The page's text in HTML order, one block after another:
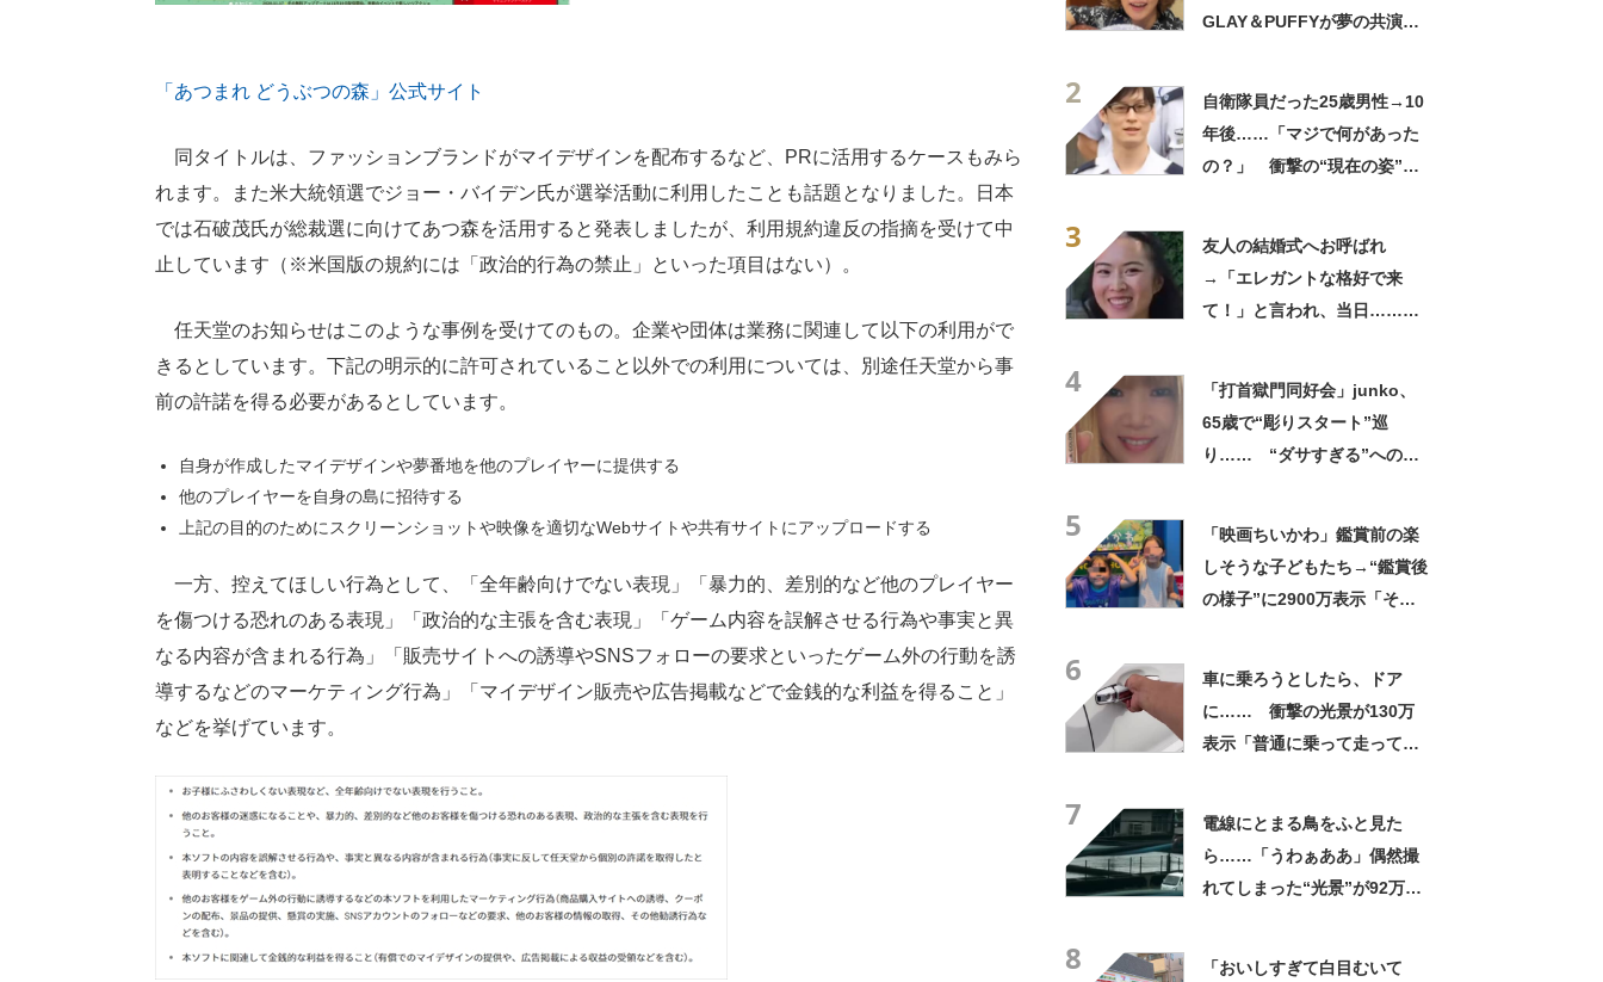
「あつまれ どうぶつの森」公式サイト
同タイトルは、ファッションブランドがマイデザインを配布するなど、PRに活用するケースもみら
れます。また米大統領選でジョー・バイデン氏が選挙活動に利用したことも話題となりました。日本
では石破茂氏が総裁選に向けてあつ森を活用すると発表しましたが、利用規約違反の指摘を受けて中
止しています（※米国版の規約には「政治的行為の禁止」といった項目はない）。
任天堂のお知らせはこのような事例を受けてのもの。企業や団体は業務に関連して以下の利用がで
きるとしています。下記の明示的に許可されていること以外での利用については、別途任天堂から事
前の許諾を得る必要があるとしています。
自身が作成したマイデザインや夢番地を他のプレイヤーに提供する
他のプレイヤーを自身の島に招待する
上記の目的のためにスクリーンショットや映像を適切なWebサイトや共有サイトにアップロードする
一方、控えてほしい行為として、「全年齢向けでない表現」「暴力的、差別的など他のプレイヤー
を傷つける恐れのある表現」「政治的な主張を含む表現」「ゲーム内容を誤解させる行為や事実と異
なる内容が含まれる行為」「販売サイトへの誘導やSNSフォローの要求といったゲーム外の行動を誘
導するなどのマーケティング行為」「マイデザイン販売や広告掲載などで金銭的な利益を得ること」
などを挙げています。
GLAY＆PUFFYが夢の共演
2
自衛隊員だった25歳男性→10
年後……「マジで何があった
の？」 衝撃の“現在の姿”が
3
友人の結婚式へお呼ばれ
→「エレガントな格好で来
て！」と言われ、当日……ま
4
「打首獄門同好会」junko、
65歳で“彫りスタート”巡
り…… “ダサすぎる”への持
5
「映画ちいかわ」鑑賞前の楽
しそうな子どもたち→“鑑賞後
の様子”に2900万表示「そう
6
車に乗ろうとしたら、ドア
に…… 衝撃の光景が130万
表示「普通に乗って走ってた
7
電線にとまる鳥をふと見た
ら……「うわぁああ」偶然撮
れてしまった“光景”が92万再
8
「おいしすぎて白目むいて